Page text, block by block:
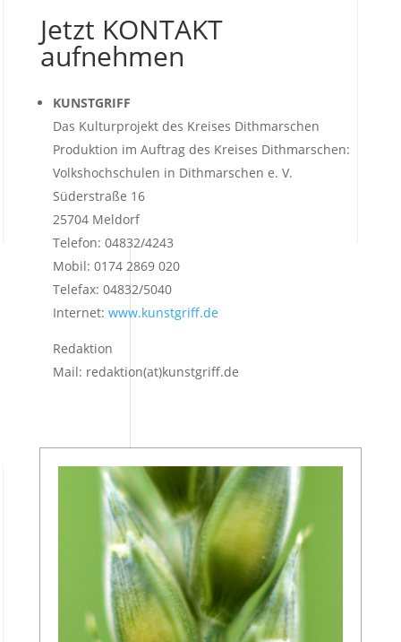
Jetzt KONTAKT
aufnehmen
KUNSTGRIFF
Das Kulturprojekt des Kreises Dithmarschen
Produktion im Auftrag des Kreises Dithmarschen:
Volkshochschulen in Dithmarschen e. V.
Süderstraße 16
25704 Meldorf
Telefon: 04832/4243
Mobil: 0174 2869 020
Telefax: 04832/5040
Internet: www.kunstgriff.de
Redaktion
Mail: redaktion(at)kunstgriff.de